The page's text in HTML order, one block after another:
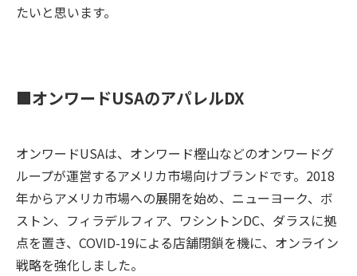
たいと思います。
■オンワードUSAのアパレルDX
オンワードUSAは、オンワード樫山などのオンワードグ
ループが運営するアメリカ市場向けブランドです。2018
年からアメリカ市場への展開を始め、ニューヨーク、ボ
ストン、フィラデルフィア、ワシントンDC、ダラスに拠
点を置き、COVID-19による店舗閉鎖を機に、オンライン
戦略を強化しました。